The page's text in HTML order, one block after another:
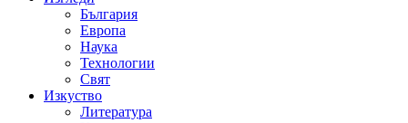
България
Европа
Наука
Технологии
Свят
Изкуство
Литература